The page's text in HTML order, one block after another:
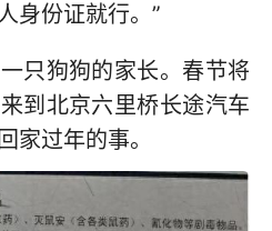
身份证就行。”
只狗狗的家长。春节将
到北京六里桥长途汽车
家过年的事。